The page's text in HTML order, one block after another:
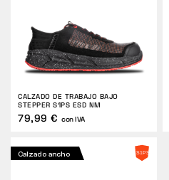
CALZADO DE TRABAJO BAJO
STEPPER S1PS ESD NM
79,99 € con IVA
Calzado ancho